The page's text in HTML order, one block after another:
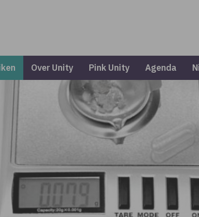
Over Unity Pink Unity Agenda